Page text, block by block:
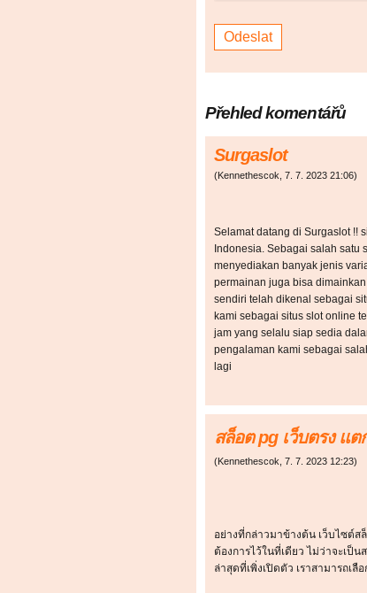
Přehled komentářů
Surgaslot
(Kennethescok 7. 7. 2023 21:06)
Selamat datang di Surgaslot !!
Indonesia. Sebagai salah satu
menyediakan banyak jenis
permainan juga bisa
sendiri telah dikenal sebagai
kami sebagai situs slot online
jam yang selalu siap sedia
pengalaman kami sebagai
lagi
สล็อต pg เว็บตรง แต
(Kennethescok 7. 7. 2023 12:23)
อย่างที่กล่าวมาข้างต้น เว็บไซต์ส
ต้องการไว้ในที่เดียว ไม่ว่าจะเป็
ล่าสุดที่เพิ่งเปิดตัว เราสามารถเ